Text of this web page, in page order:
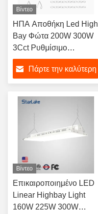
Βίντεο
ΗΠΑ Αποθήκη Led High
Bay Φώτα 200W 300W
3Cct Ρυθμίσιμο
Βιομηχανικό Φωτισμό
Εμπορικό High Bay
Shop Φως
Πάρτε την καλύτερη
Βίντεο
Επικαιροποιημένο LED
Linear Highbay Light
160W 225W 300W